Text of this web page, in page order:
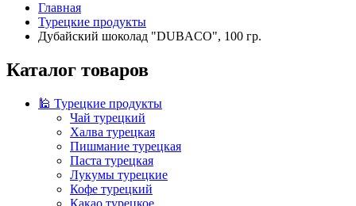
Главная
Турецкие продукты
Дубайский шоколад "DUBACO", 100 гр.
Каталог товаров
🕌 Турецкие продукты
Чай турецкий
Халва турецкая
Пишмание турецкая
Паста турецкая
Лукумы турецкие
Кофе турецкий
Какао турецкое